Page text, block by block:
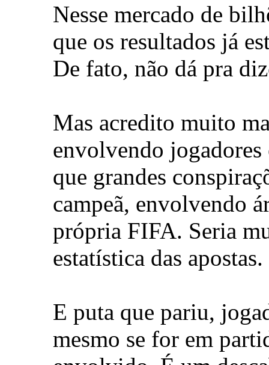
Nesse mercado de
que os resultados já
De fato, não dá pra
Mas acredito muito
envolvendo
que grandes
campeã, envolvendo
própria FIFA. Seria
estatística das apostas.
E puta que pariu,
mesmo se for em